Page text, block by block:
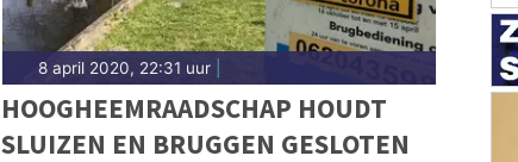
8 april 2020, 22:31 uur|
HOOGHEEMRAADSCHAP HOUDT
SLUIZEN EN BRUGGEN GESLOTEN